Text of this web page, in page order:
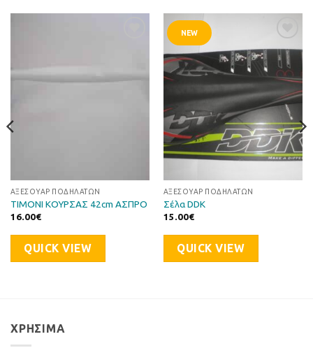
ΑΞΕΣΟΥΆΡ ΠΟΔΗΛΆΤΩΝ
ΤΙΜΟΝΙ ΚΟΥΡΣΑΣ 42cm ΑΣΠΡΟ
16.00€
QUICK VIEW
NEW
Προσθήκη
στη Λίστα
Επιθυμιών
ΑΞΕΣΟΥΆΡ ΠΟΔΗΛΆΤΩΝ
Σέλα DDK
15.00€
QUICK VIEW
ΧΡΉΣΙΜΑ